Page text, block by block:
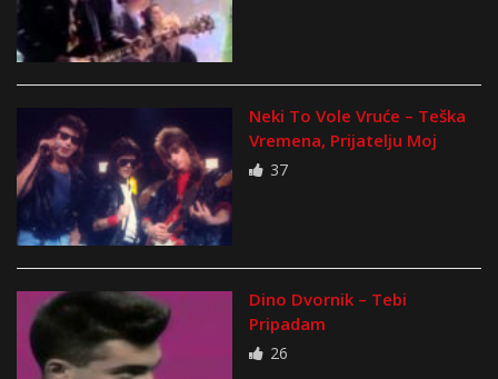
Neki To Vole Vruće – Teška
Vremena, Prijatelju Moj
37
Dino Dvornik – Tebi
Pripadam
26